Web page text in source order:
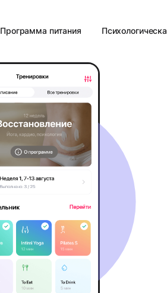
Программа питания